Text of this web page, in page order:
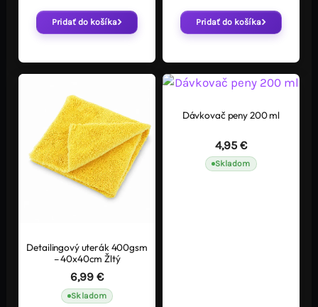
Pridať do košíka Pridať do košíka
Detailingový uterák 400gsm
– 40x40cm Žltý
6,99€
Skladom
Dávkovač peny 200 ml
4,95€
Skladom